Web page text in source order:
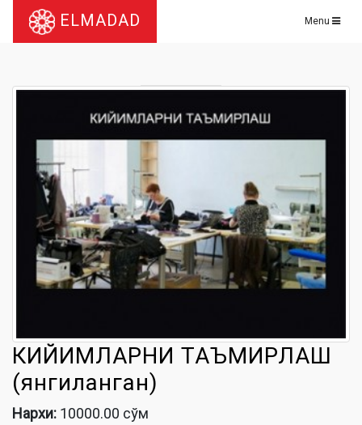
ELMADAD Menu
КИЙИМЛАРНИ ТАЪМИРЛАШ
(янгиланган)
Нархи: 10000.00 сўм